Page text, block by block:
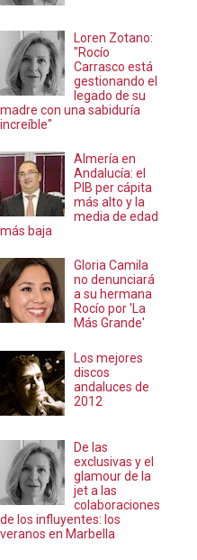
Loren Zotano:
"Rocío
Carrasco está
gestionando el
legado de su
madre con una sabiduría
increíble"
Almería en
Andalucía: el
PIB per cápita
más alto y la
media de edad
más baja
Gloria Camila
no denunciará
a su hermana
Rocío por 'La
Más Grande'
Los mejores
discos
andaluces de
2012
De las
exclusivas y el
glamour de la
jet a las
colaboraciones
de los influyentes: los
veranos en Marbella